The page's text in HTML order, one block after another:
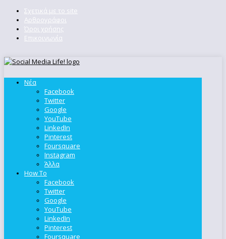
Σχετικά με το site
Αρθρογράφοι
Όροι χρήσης
Επικοινωνία
Νέα
Facebook
Twitter
Google
YouTube
LinkedIn
Pinterest
Foursquare
Instagram
Άλλα
How To
Facebook
Twitter
Google
YouTube
LinkedIn
Pinterest
Foursquare